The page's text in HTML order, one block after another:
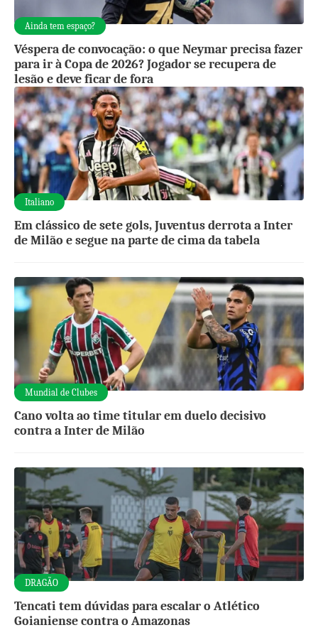
Ainda tem espaço?
Véspera de convocação: o que Neymar precisa fazer
para ir à Copa de 2026? Jogador se recupera de
lesão e deve ficar de fora
Italiano
Em clássico de sete gols, Juventus derrota a Inter
de Milão e segue na parte de cima da tabela
Mundial de Clubes
Cano volta ao time titular em duelo decisivo
contra a Inter de Milão
DRAGÃO
Tencati tem dúvidas para escalar o Atlético
Goianiense contra o Amazonas